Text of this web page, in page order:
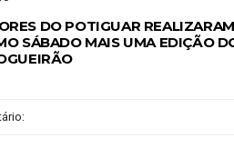
DO POTIGUAR REALIZARAM
SÁBADO MAIS UMA EDIÇÃO